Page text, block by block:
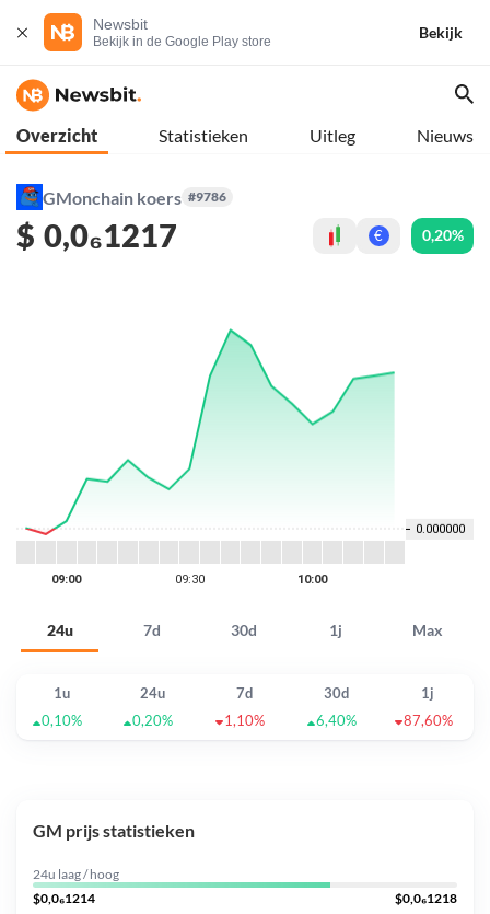
Newsbit
Bekijk in de Google Play store
Bekijk
Overzicht Statistieken Uitleg Nieuws
GMonchain koers #9786
$ 0,0₆1217 € 0,20%
24u 7d 30d 1j Max
1u 24u 7d 30d
1j
0,10%
0,20% 1,10% 6,40% 87,60%
GM prijs statistieken
24u laag / hoog
$0,0₆1214
$0,0₆1218